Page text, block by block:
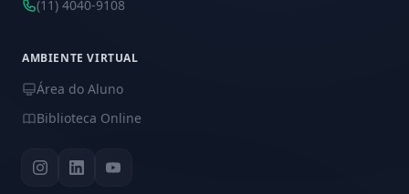
(11) 4040-9108
AMBIENTE VIRTUAL
Área do Aluno
Biblioteca Online